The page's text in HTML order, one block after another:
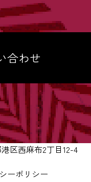
合わせ
区西麻布2丁目12-4
ーポリシー